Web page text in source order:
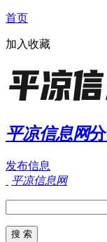
首页
加入收藏
平凉信息网
发布信息
平凉信息网